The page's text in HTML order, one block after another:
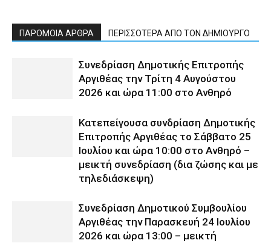
ΠΑΡΟΜΟΙΑ ΑΡΘΡΑ ΠΕΡΙΣΣΟΤΕΡΑ ΑΠΟ ΤΟΝ ΔΗΜΙΟΥΡΓΟ
Συνεδρίαση Δημοτικής Επιτροπής
Αργιθέας την Τρίτη 4 Αυγούστου
2026 και ώρα 11:00 στο Ανθηρό
Κατεπείγουσα συνδρίαση Δημοτικής
Επιτροπής Αργιθέας το Σάββατο 25
Ιουλίου και ώρα 10:00 στο Ανθηρό –
μεικτή συνεδρίαση (δια ζώσης και με
τηλεδιάσκεψη)
Συνεδρίαση Δημοτικού Συμβουλίου
Αργιθέας την Παρασκευή 24 Ιουλίου
2026 και ώρα 13:00 – μεικτή